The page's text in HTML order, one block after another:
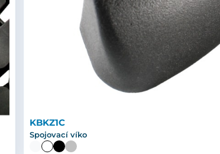
KBKZ1C
Spojovací víko